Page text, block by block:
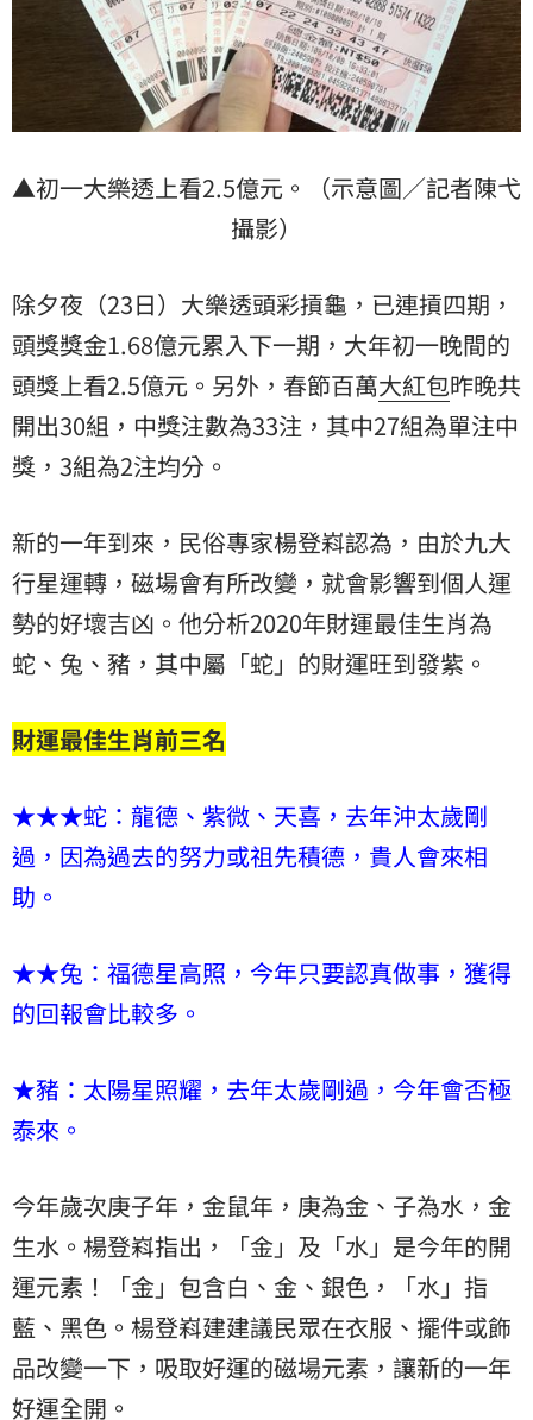
▲初一大樂透上看2.5億元。（示意圖／記者陳弋
攝影）
除夕夜（23日）大樂透頭彩摃龜，已連摃四期，
頭獎獎金1.68億元累入下一期，大年初一晚間的
頭獎上看2.5億元。另外，春節百萬大紅包昨晚共
開出30組，中獎注數為33注，其中27組為單注中
獎，3組為2注均分。
新的一年到來，民俗專家楊登嵙認為，由於九大
行星運轉，磁場會有所改變，就會影響到個人運
勢的好壞吉凶。他分析2020年財運最佳生肖為
蛇、兔、豬，其中屬「蛇」的財運旺到發紫。
財運最佳生肖前三名
★★★蛇：龍德、紫微、天喜，去年沖太歲剛
過，因為過去的努力或祖先積德，貴人會來相
助。
★★兔：福德星高照，今年只要認真做事，獲得
的回報會比較多。
★豬：太陽星照耀，去年太歲剛過，今年會否極
泰來。
今年歲次庚子年，金鼠年，庚為金、子為水，金
生水。楊登嵙指出，「金」及「水」是今年的開
運元素！「金」包含白、金、銀色，「水」指
藍、黑色。楊登嵙建建議民眾在衣服、擺件或飾
品改變一下，吸取好運的磁場元素，讓新的一年
好運全開。